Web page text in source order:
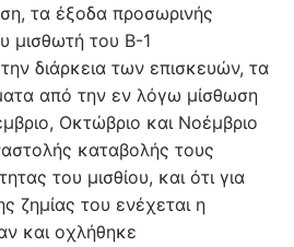
τα έξοδα προσωρινής
μισθωτή του Β-1
διάρκεια των επισκευών, τα
από την εν λόγω μίσθωση
Οκτώβριο και Νοέμβριο
καταβολής τους
του μισθίου, και ότι για
ζημίας του ενέχεται η
και οχλήθηκε